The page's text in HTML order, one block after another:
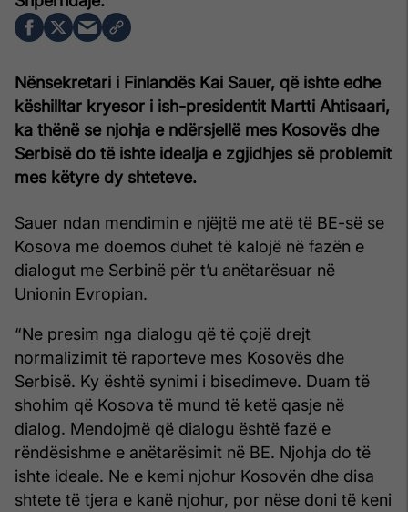
Nënsekretari i Finlandës Kai Sauer, që ishte edhe
këshilltar kryesor i ish-presidentit Martti Ahtisaari,
ka thënë se njohja e ndërsjellë mes Kosovës dhe
Serbisë do të ishte idealja e zgjidhjes së problemit
mes këtyre dy shteteve.
Sauer ndan mendimin e njëjtë me atë të BE-së se
Kosova me doemos duhet të kalojë në fazën e
dialogut me Serbinë për t’u anëtarësuar në
Unionin Evropian.
“Ne presim nga dialogu që të çojë drejt
normalizimit të raporteve mes Kosovës dhe
Serbisë. Ky është synimi i bisedimeve. Duam të
shohim që Kosova të mund të ketë qasje në
dialog. Mendojmë që dialogu është fazë e
rëndësishme e anëtarësimit në BE. Njohja do të
ishte ideale. Ne e kemi njohur Kosovën dhe disa
shtete të tjera e kanë njohur, por nëse doni të keni